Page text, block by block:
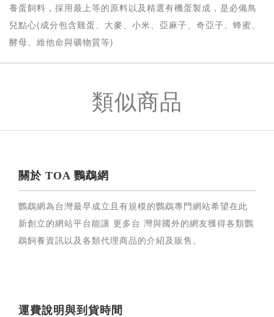
養蛋飼料，採用最上等的原料以及精選有機蛋製成，是必備鳥
兒點心(成分包含雞蛋、大麥、小米、亞麻子、奇亞子、蜂蜜、
酵母、維他命與礦物質等)
類似商品
關於 TOA 鸚鵡網
鸚鵡網為台灣最早成立且有規模的鸚鵡專門網站希望在此
新創立的網站平台能讓 更多台 灣與國外的網友獲得各類鸚
鵡飼養資訊以及各類代理商品的介紹及販售。
運費說明與到貨時間